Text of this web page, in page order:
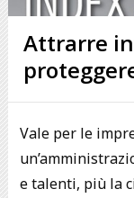
Attrarre
Vale per le
e talenti, più la